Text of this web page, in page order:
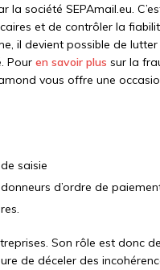
société SEPAmail.eu.
et de contrôler la
il devient possible de
Pour en savoir plus sur la
vous offre une
saisie
d’ordre de
Son rôle est donc
de déceler des